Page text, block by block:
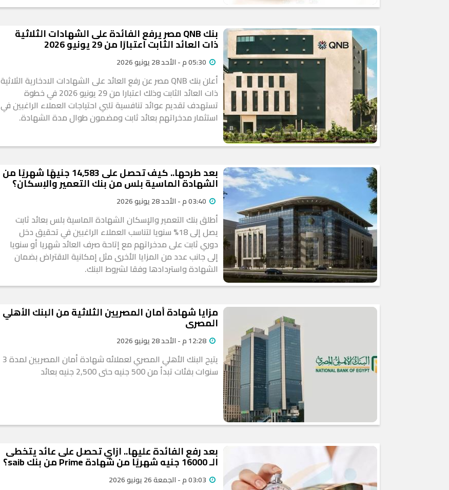
بنك QNB مصر يرفع الفائدة على الشهادات الثلاثية
ذات العائد الثابت اعتبارًا من 29 يونيو 2026
أعلن بنك QNB مصر عن رفع العائد على الشهادات الادخارية الثلاثية
ذات العائد الثابت وذلك اعتبارا من 29 يونيو 2026 في خطوة
تستهدف تقديم عوائد تنافسية تلبي احتياجات العملاء الراغبين في
استثمار مدخراتهم بعائد ثابت ومضمون طوال مدة الشهادة.
بعد طرحها.. كيف تحصل على 14,583 جنيهًا شهريًا من
الشهادة الماسية بلس من بنك التعمير والإسكان؟
أطلق بنك التعمير والإسكان الشهادة الماسية بلس بعائد ثابت
يصل إلى 18% سنويا لتناسب العملاء الراغبين في تحقيق دخل
دوري ثابت على مدخراتهم مع إتاحة صرف العائد شهريا أو سنويا
إلى جانب عدد من المزايا الأخرى مثل إمكانية الاقتراض بضمان
الشهادة واستردادها وفقا لشروط البنك.
مزايا شهادة أمان المصريين الثلاثية من البنك الأهلي
المصري
يتيح البنك الأهلي المصري لعملائه شهادة أمان المصريين لمدة 3
سنوات بفئات تبدأ من 500 جنيه حتى 2,500 جنيه بعائد
بعد رفع الفائدة عليها.. ازاي تحصل على عائد يتخطى
الـ 16000 جنيه شهريًا من شهادة Prime من بنك saib؟